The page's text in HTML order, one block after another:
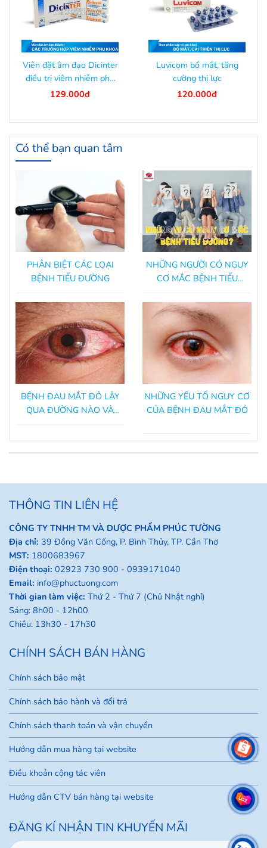
Viên đặt âm đạo Dicinter
điều trị viêm nhiễm phụ
khoa
129.000đ
Luvicom bổ mắt, tăng
cường thị lực
120.000đ
Có thể bạn quan tâm
PHÂN BIỆT CÁC LOẠI
BỆNH TIỂU ĐƯỜNG
NHỮNG NGƯỜI CÓ NGUY
CƠ MẮC BỆNH TIỂU
BỆNH ĐAU MẮT ĐỎ LÂY
QUA ĐƯỜNG NÀO VÀ
NHỮNG YẾU TỐ NGUY CƠ
CỦA BỆNH ĐAU MẮT ĐỎ
THÔNG TIN LIÊN HỆ
CÔNG TY TNHH TM VÀ DƯỢC PHẨM PHÚC TƯỜNG
Địa chỉ: 39 Đồng Văn Cống, P. Bình Thủy, TP. Cần Thơ
MST: 1800683967
Điện thoại: 02923 730 900 - 0939171040
Email: info@phuctuong.com
Thời gian làm việc: Thứ 2 - Thứ 7 (Chủ Nhật nghỉ)
Sáng: 8h00 - 12h00
Chiều: 13h30 - 17h30
CHÍNH SÁCH BÁN HÀNG
Chính sách bảo mật
Chính sách bảo hành và đổi trả
Chính sách thanh toán và vận chuyển
Hướng dẫn mua hàng tại website
Điều khoản cộng tác viên
Hướng dẫn CTV bán hàng tại website
ĐĂNG KÍ NHẬN TIN KHUYẾN MÃI